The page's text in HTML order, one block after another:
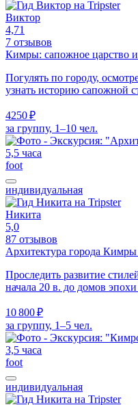
Виктор
4,71
7 отзывов
Кимры: сапожное царство
Погулять по городу,
узнать историю сапожной
4250 ₽
за группу, 1–10 чел.
5,5 часа
foot
индивидуальная
Никита
5,0
87 отзывов
Архитектура города Кимры
Проследить развитие
начала 20 в. до домов
10 800 ₽
за группу, 1–5 чел.
3,5 часа
foot
индивидуальная